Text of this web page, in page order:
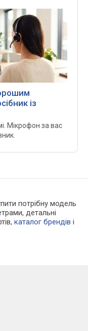
із
Мікрофон за вас
потрібну модель
детальні
каталог брендів і